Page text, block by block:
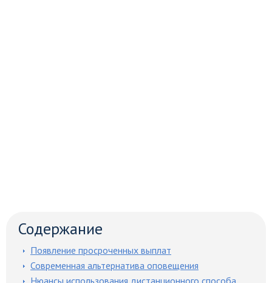
Содержание
Появление просроченных выплат
Современная альтернатива оповещения
Нюансы использования дистанционного способа